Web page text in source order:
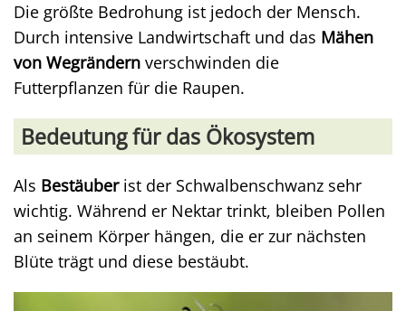
Die größte Bedrohung ist jedoch der Mensch.
Durch intensive Landwirtschaft und das Mähen
von Wegrändern verschwinden die
Futterpflanzen für die Raupen.
Bedeutung für das Ökosystem
Als Bestäuberist der Schwalbenschwanz sehr
wichtig. Während er Nektar trinkt, bleiben Pollen
an seinem Körper hängen, die er zur nächsten
Blüte trägt und diese bestäubt.